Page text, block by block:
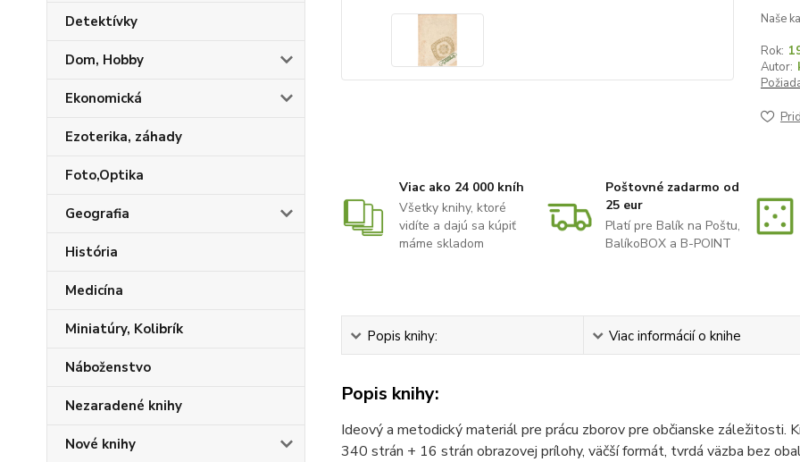
Detektívky
Dom, Hobby
Ekonomická
Ezoterika, záhady
Foto,Optika
Geografia
História
Medicína
Miniatúry, Kolibrík
Náboženstvo
Nezaradené knihy
Nové knihy
Naše
Rok:
Autor:
Viac ako 24 000 kníh
Všetky knihy, ktoré
vidíte a dajú sa kúpiť
máme skladom
Poštovné zadarmo od
25 eur
Platí pre Balík na Poštu,
BalíkoBOX a B-POINT
Popis knihy: Viac informácií o knihe
Popis knihy:
Ideový a metodický materiál pre prácu zborov pre občianske záležitosti.
340 strán + 16 strán obrazovej prílohy, väčší formát, tvrdá väzba bez